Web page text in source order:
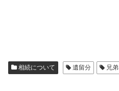
相続について 遺留分 兄弟